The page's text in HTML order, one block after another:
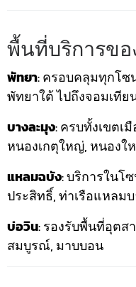
พื้นที่บริการขอ
พัทยา: ครอบคลุมทุกโซ
พัทยาใต้ ไปถึงจอมเทีย
บางละมุง: ครบทั้งเขตเ
หนองเกตุใหญ่, หนอง
แหลมฉบัง: บริการในโ
ประสิทธิ์, ท่าเรือแหลม
บ่อวิน: รองรับพื้นที่อุตส
สมบูรณ์, มาบบอน